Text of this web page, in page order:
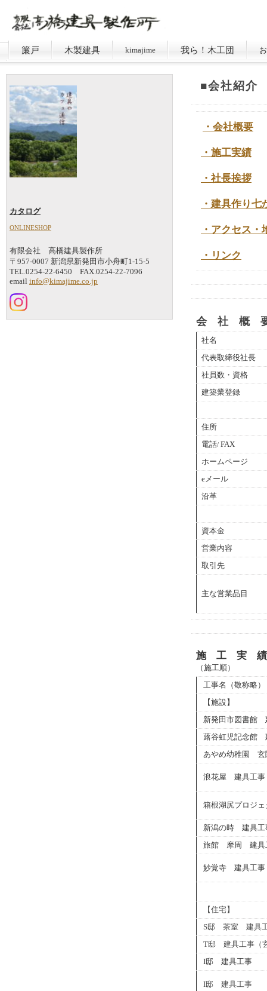
■会社紹介
・会社概要
・施工実績
・社長挨拶
・建具作り七
・アクセス
・リンク
会 社 概
社名
代表取締役社長
社員数・資格
建築業登録
住所
電話/ FAX
ホームページ
eメール
沿革
資本金
営業内容
取引先
主な営業品目
施 工 実 績
（施工順）
工事名（敬称略）
【施設】
新発田市図書館
蕗谷虹児記念館
あやめ幼稚園 玄
浪花屋 建具工事
箱根湖尻プロジ
新潟の時 建具工
旅館 摩周 建具
妙覚寺 建具工事
【住宅】
S邸 茶室 建具
T邸 建具工事（
I邸 建具工事
I邸 建具工事
簾戸 木製建具 kimajime 我ら！木工団
カタログ
ONLINESHOP
有限会社 高橋建具製作所
〒957-0007 新潟県新発田市小舟町1-15-5
TEL.0254-22-6450 FAX.0254-22-7096
email info@kimajime.co.jp